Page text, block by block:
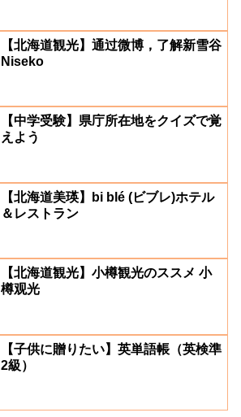
【北海道観光】通过微博，了解新雪谷
Niseko
【中学受験】県庁所在地をクイズで覚
えよう
【北海道美瑛】bi blé (ビブレ)ホテル
＆レストラン
【北海道観光】小樽観光のススメ 小
樽观光
【子供に贈りたい】英単語帳（英検準
2級）